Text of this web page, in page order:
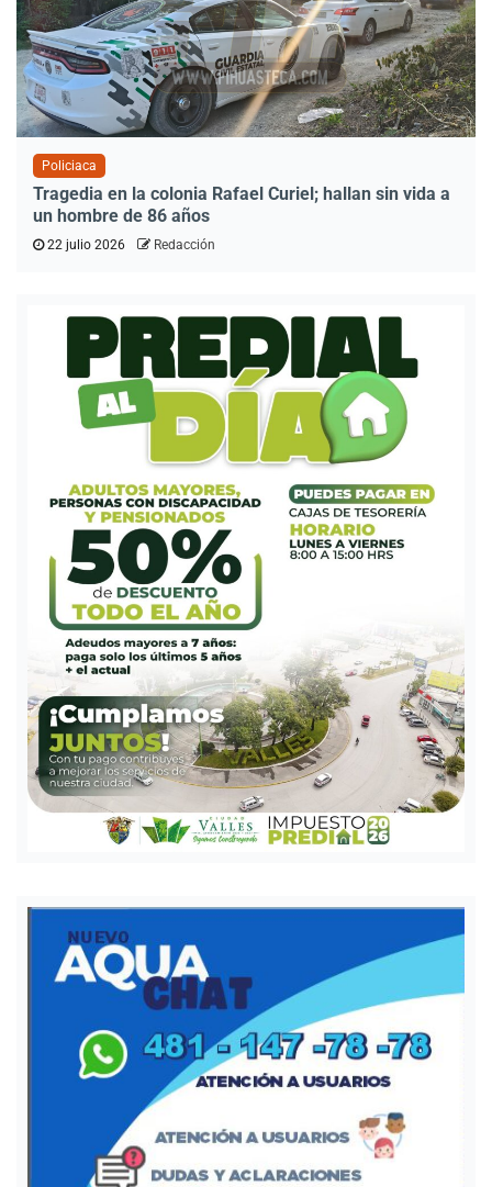
Policiaca
Tragedia en la colonia Rafael Curiel; hallan sin vida a
un hombre de 86 años
22 julio 2026 Redacción